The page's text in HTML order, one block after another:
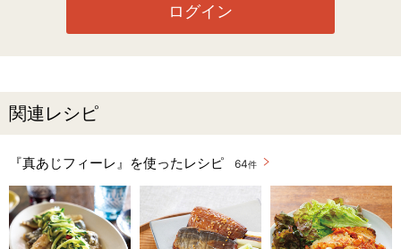
ログイン
関連レシピ
『真あじフィーレ』を使ったレシピ 64件